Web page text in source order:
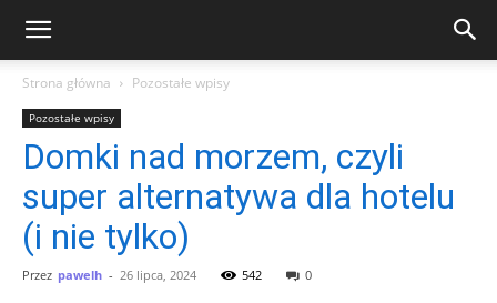
Strona główna Pozostałe wpisy
Pozostałe wpisy
Domki nad morzem, czyli
super alternatywa dla hotelu
(i nie tylko)
Przez pawelh - 26 lipca, 2024 542 0